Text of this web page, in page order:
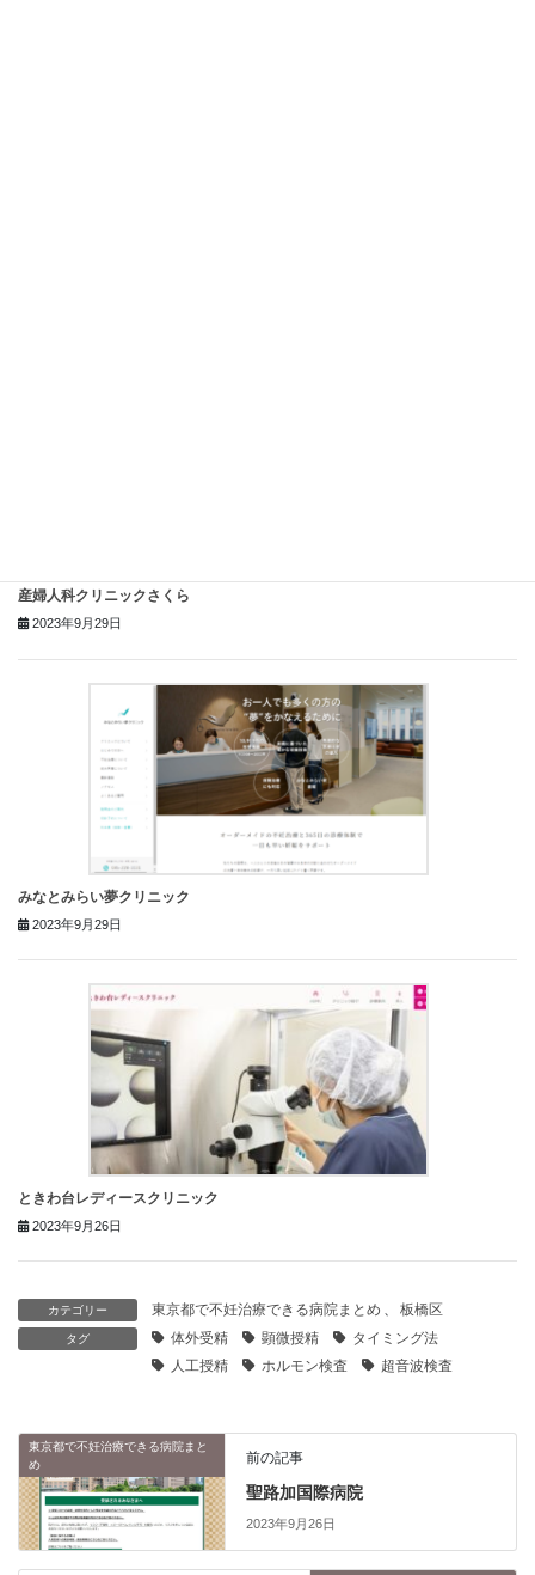
産婦人科クリニックさくら
2023年9月29日
みなとみらい夢クリニック
2023年9月29日
ときわ台レディースクリニック
2023年9月26日
カテゴリー 東京都で不妊治療できる病院まとめ 板橋区
タグ 体外受精 顕微授精
タイミング法
人工授精
ホルモン検査 超音波検査
東京都で不妊治療できる病院まと
め
前の記事
聖路加国際病院
2023年9月26日